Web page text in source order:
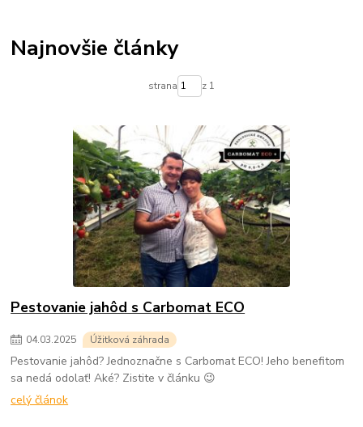
Najnovšie články
strana z 1
Pestovanie jahôd s Carbomat ECO
04.03.2025 Úžitková záhrada
Pestovanie jahôd? Jednoznačne s Carbomat ECO! Jeho benefitom
sa nedá odolať! Aké? Zistite v článku 😉
celý článok